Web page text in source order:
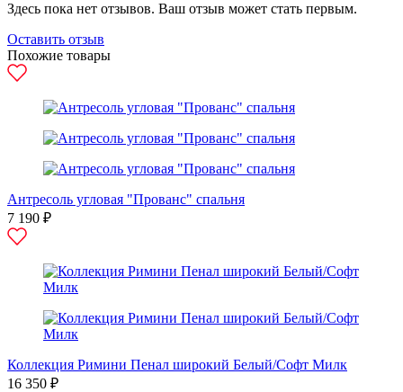
Здесь пока нет отзывов. Ваш отзыв может стать первым.
Оставить отзыв
Похожие товары
Антресоль угловая "Прованс" спальня
7 190 ₽
Коллекция Римини Пенал широкий Белый/Софт Милк
16 350 ₽